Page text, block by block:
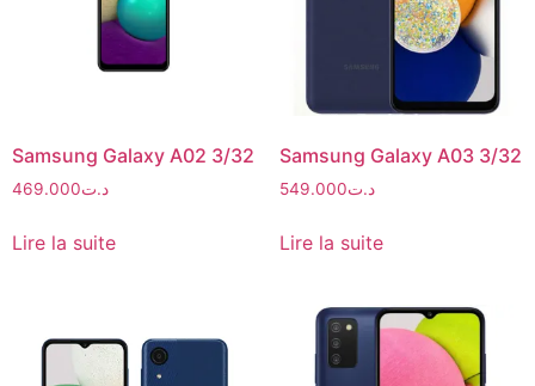
Samsung Galaxy A02 3/32
د.ت469.000
Lire la suite
Samsung Galaxy A03 3/32
د.ت549.000
Lire la suite